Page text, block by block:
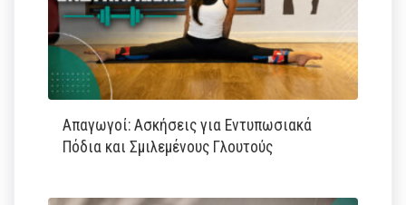
Απαγωγοί: Ασκήσεις για Εντυπωσιακά
Πόδια και Σμιλεμένους Γλουτούς